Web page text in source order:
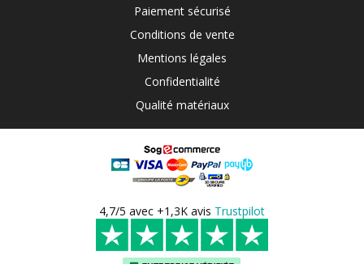
Paiement sécurisé
Conditions de vente
Mentions légales
Confidentialité
Qualité matériaux
4,7/5 avec +1,3K avis Trustpilot